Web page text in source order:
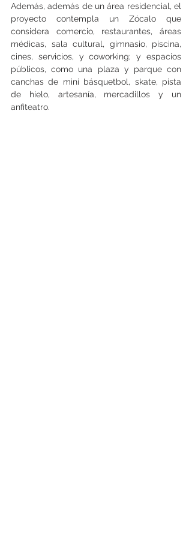
Además, además de un área residencial, el
proyecto contempla un Zócalo que
considera comercio, restaurantes, áreas
médicas, sala cultural, gimnasio, piscina,
cines, servicios, y coworking; y espacios
públicos, como una plaza y parque con
canchas de mini básquetbol, skate, pista
de hielo, artesanía, mercadillos y un
anfiteatro.